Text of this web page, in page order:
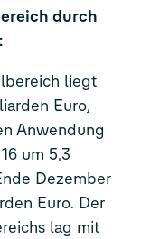
durch
liegt
Euro,
Anwendung
um 5,3
Dezember
Euro. Der
lag mit